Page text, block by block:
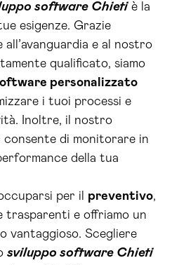
software Chietiè la
esigenze. Grazie
e al nostro
qualificato, siamo
personalizzato
i tuoi processi e
Inoltre, il nostro
consente di monitorare in
della tua
per il preventivo,
trasparenti e offriamo un
vantaggioso. Scegliere
sviluppo software Chieti